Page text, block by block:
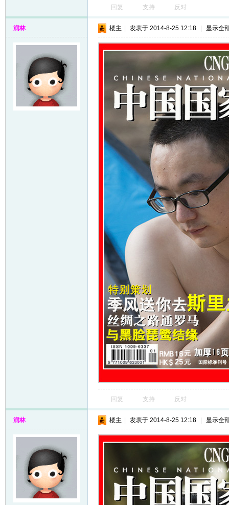
回复 支持 反对
润林 楼主 发表于 2014-8-25 12:18 显示全
回复 支持 反对
润林 楼主 发表于 2014-8-25 12:18 显示全